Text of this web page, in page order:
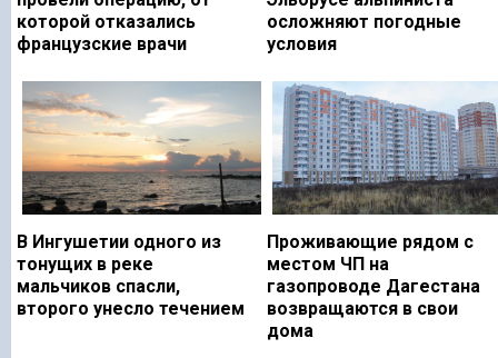
которой отказались
французские врачи
осложняют погодные
условия
В Ингушетии одного из
тонущих в реке
мальчиков спасли,
второго унесло течением
Проживающие рядом с
местом ЧП на
газопроводе Дагестана
возвращаются в свои
дома